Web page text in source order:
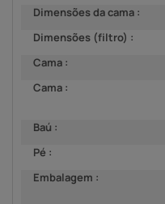
Dimensões da cama :
Dimensões (filtro) :
Cama :
Cama :
Baú :
Pé :
Embalagem :